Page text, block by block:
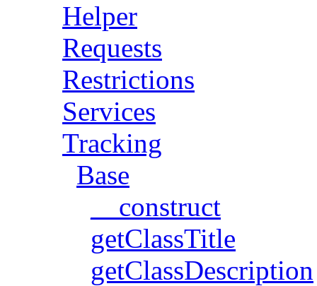
Helper
Requests
Restrictions
Services
Tracking
Base
__construct
getClassTitle
getClassDescription